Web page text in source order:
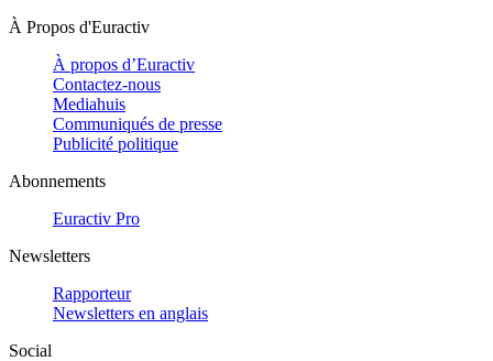
À Propos d'Euractiv
À propos d’Euractiv
Contactez-nous
Mediahuis
Communiqués de presse
Publicité politique
Abonnements
Euractiv Pro
Newsletters
Rapporteur
Newsletters en anglais
Social